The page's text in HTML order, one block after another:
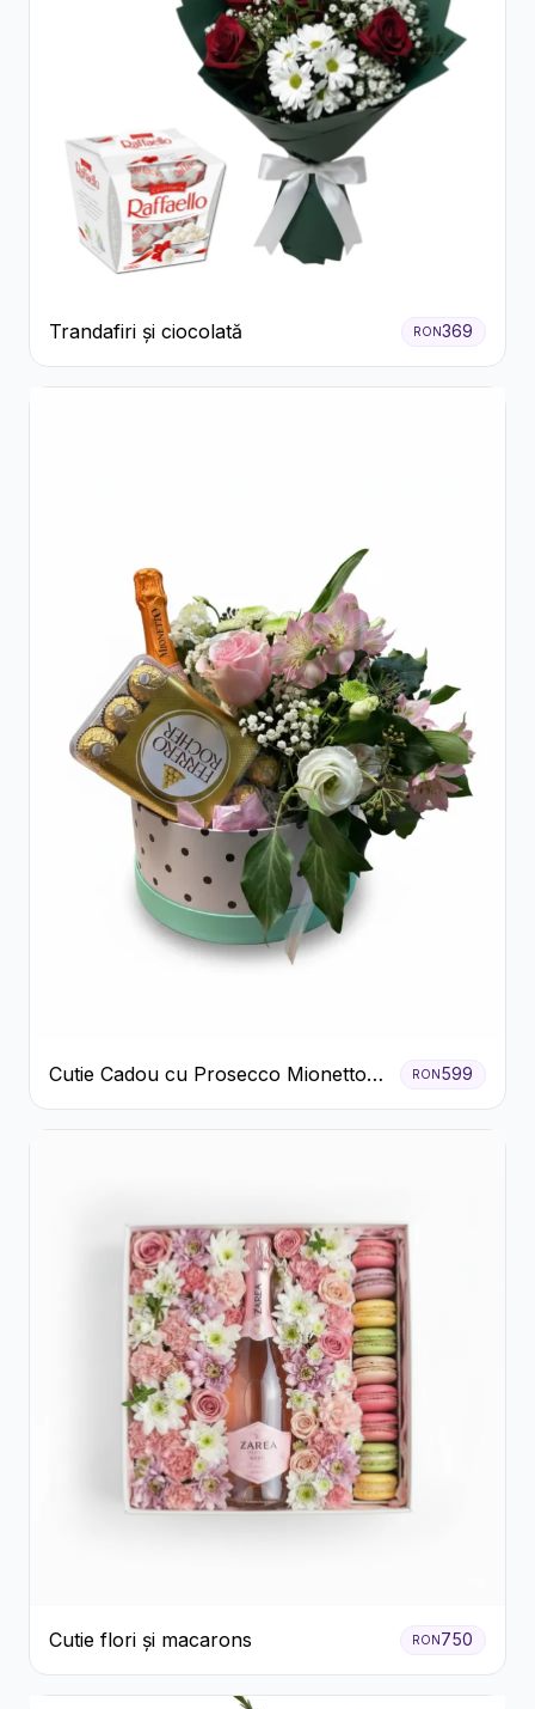
Trandafiri și ciocolată RON369
Cutie Cadou cu Prosecco Mionetto
Ferrero Rocher și Flori Pastelate
RON599
Cutie flori și macarons RON750